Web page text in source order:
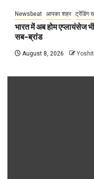
Newsbeat आपका शहर ट्रेंडिंग
भारत में अब होम एप्लायंसेज
सब-ब्रांड
August 8, 2026